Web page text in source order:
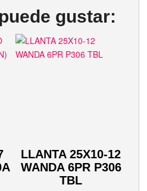
gustar:
LLANTA 25X10-12
WANDA 6PR P306
TBL